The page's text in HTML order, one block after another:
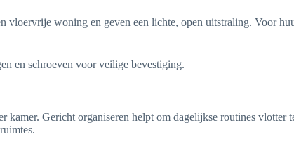
vloervrije woning en geven een lichte, open uitstraling. Voor
en schroeven voor veilige bevestiging.
Gericht organiseren helpt om dagelijkse routines